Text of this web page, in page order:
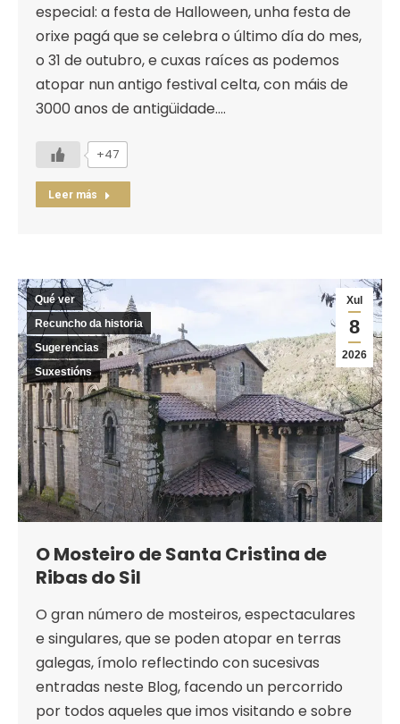
especial: a festa de Halloween, unha festa de
orixe pagá que se celebra o último día do mes,
o 31 de outubro, e cuxas raíces as podemos
atopar nun antigo festival celta, con máis de
3000 anos de antigüidade.…
+47
Leer más
Xul
8
2026
Qué ver
Recuncho da historia
Sugerencias
Suxestións
O Mosteiro de Santa Cristina de
Ribas do Sil
O gran número de mosteiros, espectaculares
e singulares, que se poden atopar en terras
galegas, ímolo reflectindo con sucesivas
entradas neste Blog, facendo un percorrido
por todos aqueles que imos visitando e sobre